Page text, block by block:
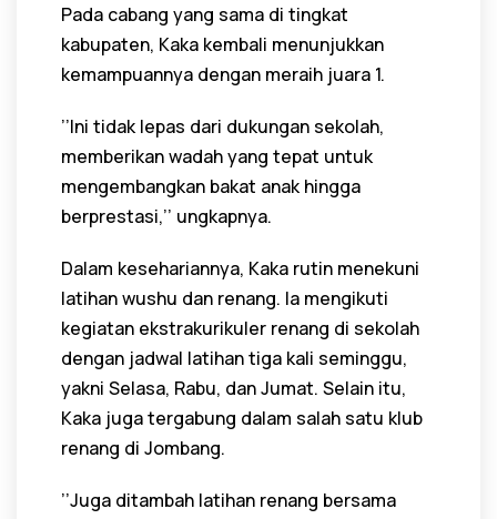
Pada cabang yang sama di tingkat
kabupaten, Kaka kembali menunjukkan
kemampuannya dengan meraih juara 1.
’’Ini tidak lepas dari dukungan sekolah,
memberikan wadah yang tepat untuk
mengembangkan bakat anak hingga
berprestasi,’’ ungkapnya.
Dalam kesehariannya, Kaka rutin menekuni
latihan wushu dan renang. Ia mengikuti
kegiatan ekstrakurikuler renang di sekolah
dengan jadwal latihan tiga kali seminggu,
yakni Selasa, Rabu, dan Jumat. Selain itu,
Kaka juga tergabung dalam salah satu klub
renang di Jombang.
’’Juga ditambah latihan renang bersama